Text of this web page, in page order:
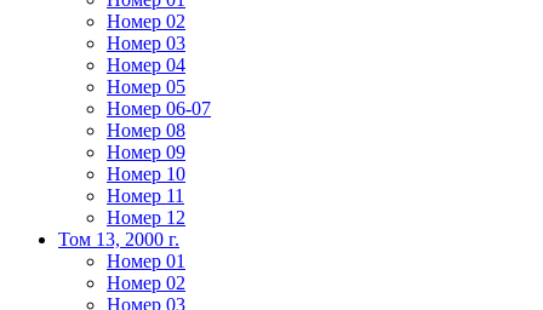
Номер 02
Номер 03
Номер 04
Номер 05
Номер 06-07
Номер 08
Номер 09
Номер 10
Номер 11
Номер 12
Том 13, 2000 г.
Номер 01
Номер 02
Номер 03